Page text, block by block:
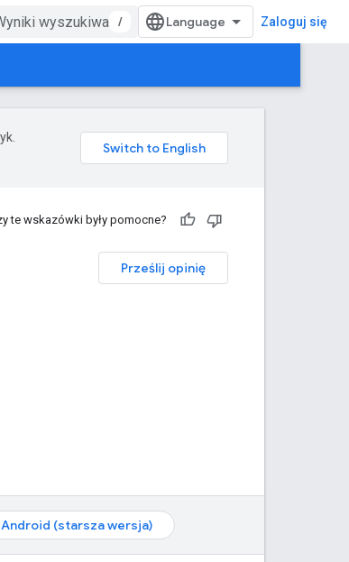
/ Zaloguj się
te wskazówki były pomocne?
Prześlij opinię
Android (starsza wersja)